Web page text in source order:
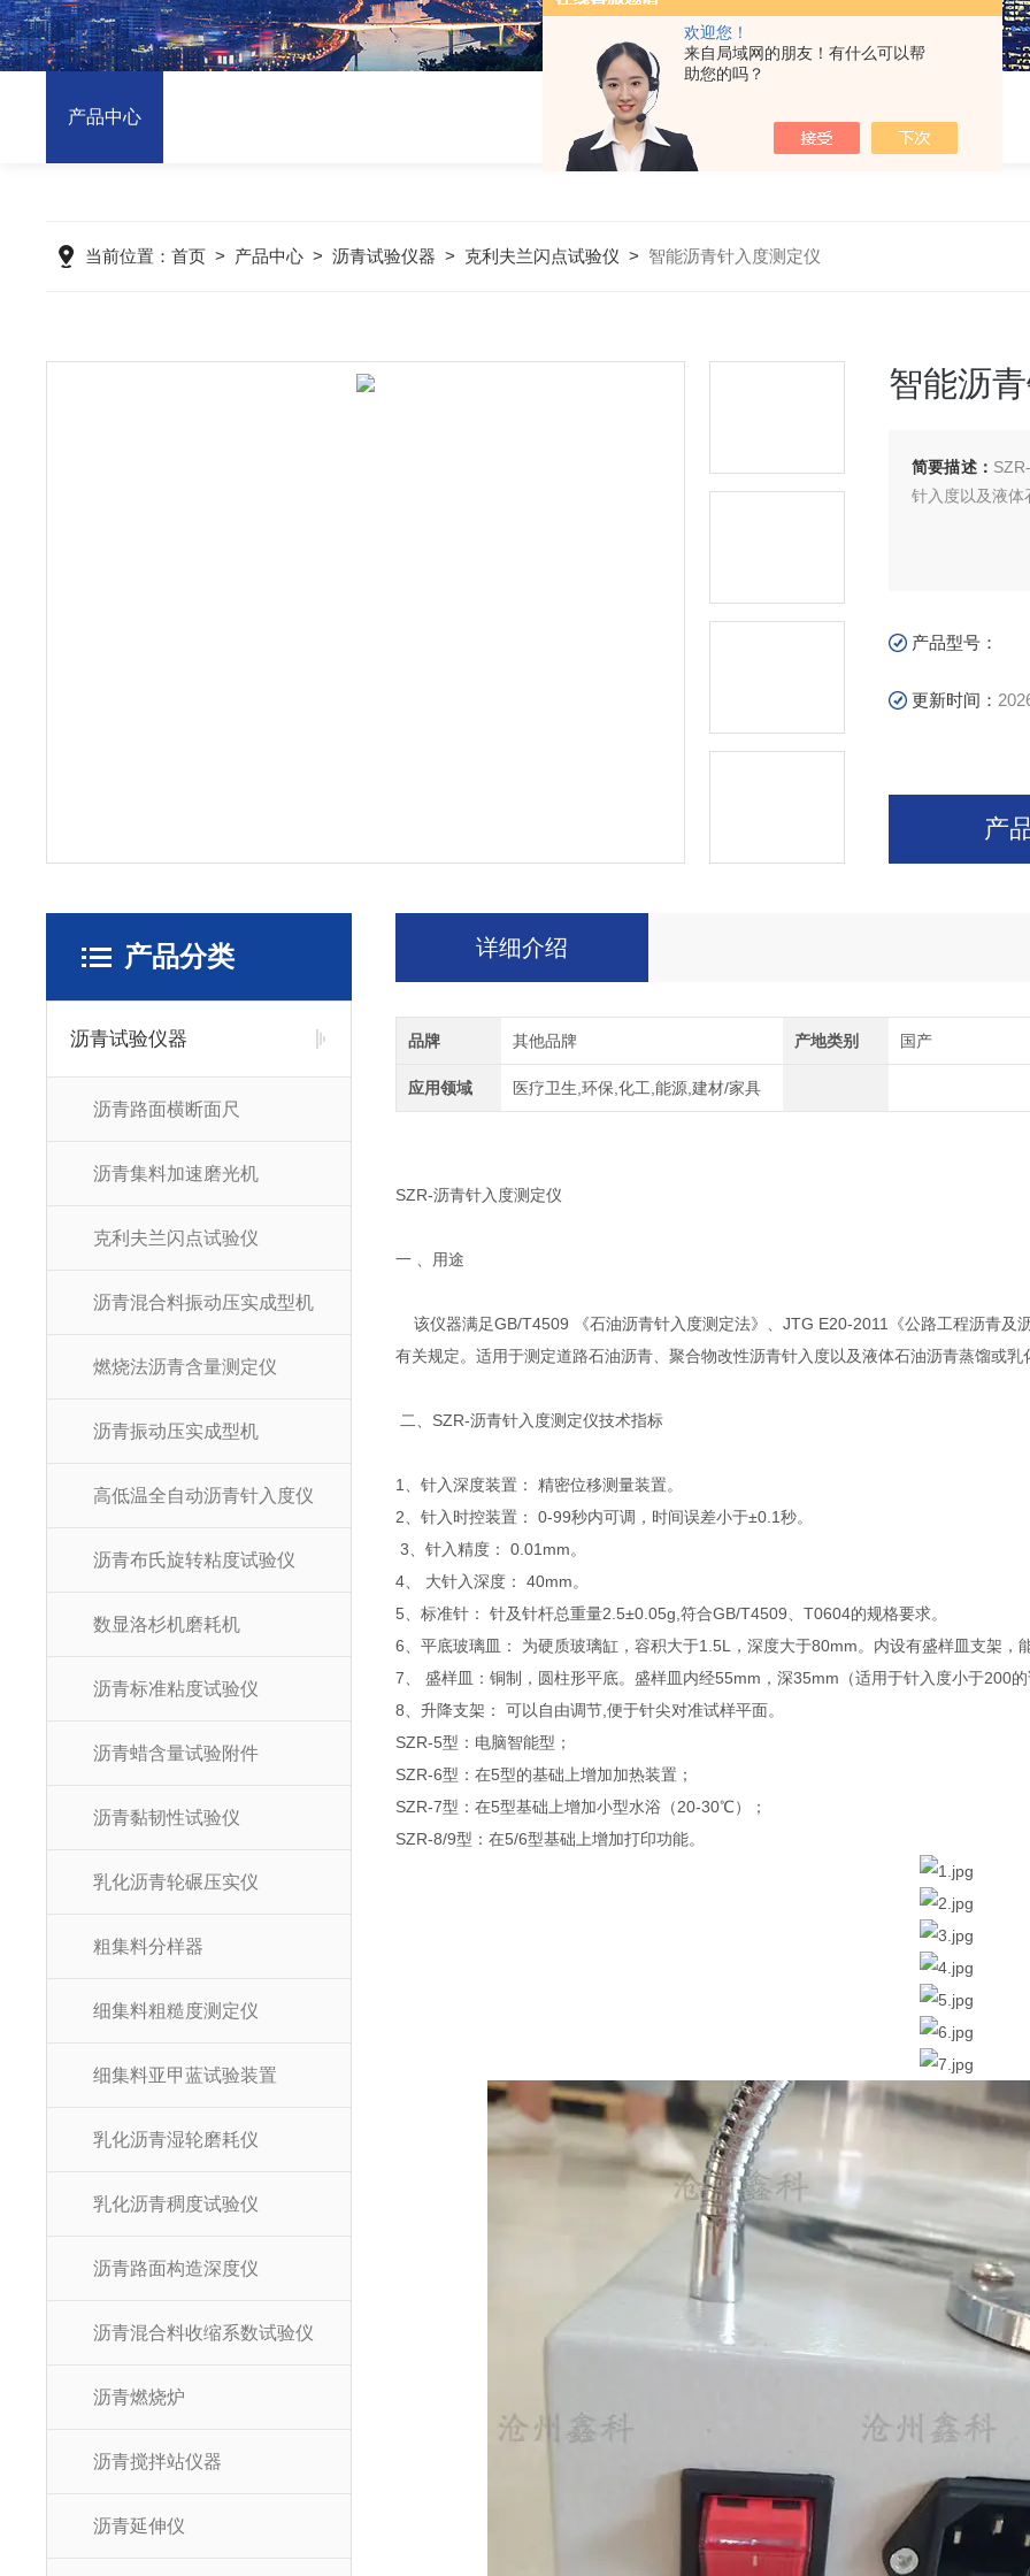
欢迎您！
来自局域网的朋友！有什么可以帮
助您的吗？
产品中心
当前位置：首页 > 产品中心 >沥青试验仪器 > 克利夫兰闪点试验仪 > 智能沥青针入度测定仪
智能沥
简要描述：
针入度以及液体
产品型号：
更新时间：
产
产品分类
沥青试验仪器
沥青路面横断面尺
沥青集料加速磨光机
克利夫兰闪点试验仪
沥青混合料振动压实成型机
燃烧法沥青含量测定仪
沥青振动压实成型机
高低温全自动沥青针入度仪
沥青布氏旋转粘度试验仪
数显洛杉机磨耗机
沥青标准粘度试验仪
沥青蜡含量试验附件
沥青黏韧性试验仪
乳化沥青轮碾压实仪
粗集料分样器
细集料粗糙度测定仪
细集料亚甲蓝试验装置
乳化沥青湿轮磨耗仪
乳化沥青稠度试验仪
沥青路面构造深度仪
沥青混合料收缩系数试验仪
沥青燃烧炉
沥青搅拌站仪器
沥青延伸仪
详细介绍
品牌 其他品牌 产地类别 国产
应用领域 医疗卫生,环保,化工,能源,建材/家具
SZR-沥青针入度测定仪
一 、用途
该仪器满足GB/T4509 《石油沥青针入度测定法》、JTG E20-2011《公路工程沥青及
有关规定。适用于测定道路石油沥青、聚合物改性沥青针入度以及液体石油沥青蒸馏或乳
二、SZR-沥青针入度测定仪技术指标
1、针入深度装置： 精密位移测量装置。
2、针入时控装置： 0-99秒内可调，时间误差小于±0.1秒。
3、针入精度： 0.01mm。
4、 大针入深度： 40mm。
5、标准针： 针及针杆总重量2.5±0.05g,符合GB/T4509、T0604的规格要求。
6、平底玻璃皿： 为硬质玻璃缸，容积大于1.5L，深度大于80mm。内设有盛样皿支架，
7、 盛样皿：铜制，圆柱形平底。盛样皿内经55mm，深35mm（适用于针入度小于200的
8、升降支架： 可以自由调节,便于针尖对准试样平面。
SZR-5型：电脑智能型；
SZR-6型：在5型的基础上增加加热装置；
SZR-7型：在5型基础上增加小型水浴（20-30℃）；
SZR-8/9型：在5/6型基础上增加打印功能。